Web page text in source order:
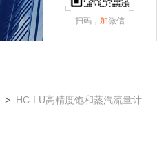
> HC-LU高精度饱和蒸汽流量计
扫码， 加微信